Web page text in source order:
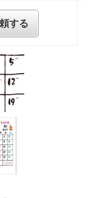
する